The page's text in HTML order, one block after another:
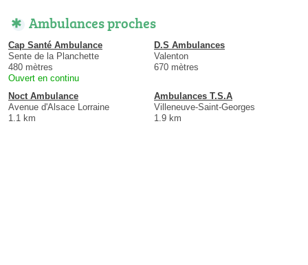
Ambulances proches
Cap Santé Ambulance
Sente de la Planchette
480 mètres
Ouvert en continu
D.S Ambulances
Valenton
670 mètres
Noct Ambulance
Avenue d'Alsace Lorraine
1.1 km
Ambulances T.S.A
Villeneuve-Saint-Georges
1.9 km